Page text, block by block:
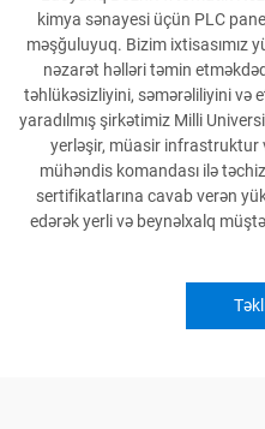
kimya sənayesi üçün PLC
məşğuluyuq. Bizim ixtisasımız
nəzarət həlləri təmin
təhlükəsizliyini, səmərəliliyini və
yaradılmış şirkətimiz Milli
yerləşir, müasir infrastruktur
mühəndis komandası ilə
sertifikatlarına cavab verən
edərək yerli və beynəlxalq